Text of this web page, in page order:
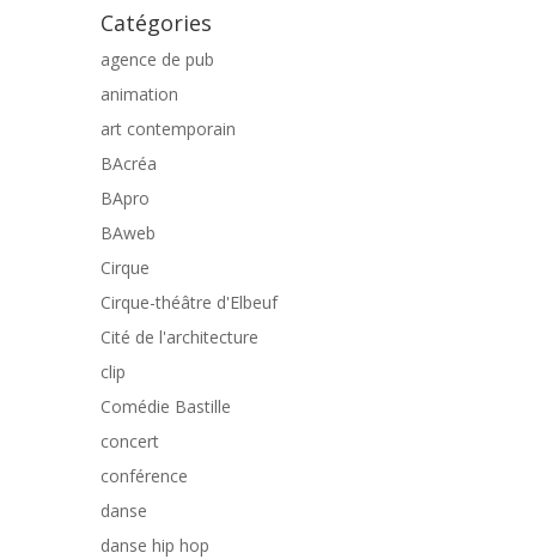
Catégories
agence de pub
animation
art contemporain
BAcréa
BApro
BAweb
Cirque
Cirque-théâtre d'Elbeuf
Cité de l'architecture
clip
Comédie Bastille
concert
conférence
danse
danse hip hop